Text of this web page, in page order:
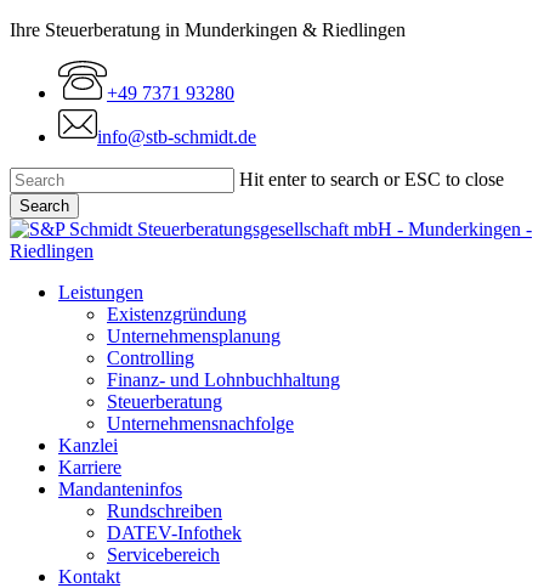
Skip
content
Ihre Steuerberatung in Munderkingen & Riedlingen
+49 7371 93280
info@stb-schmidt.de
Hit enter to search or ESC to close
Search
Close
Search
Menu
Leistungen
Existenzgründung
Unternehmensplanung
Controlling
Finanz- und Lohnbuchhaltung
Steuerberatung
Unternehmensnachfolge
Kanzlei
Karriere
Mandanteninfos
Rundschreiben
DATEV-Infothek
Servicebereich
Kontakt